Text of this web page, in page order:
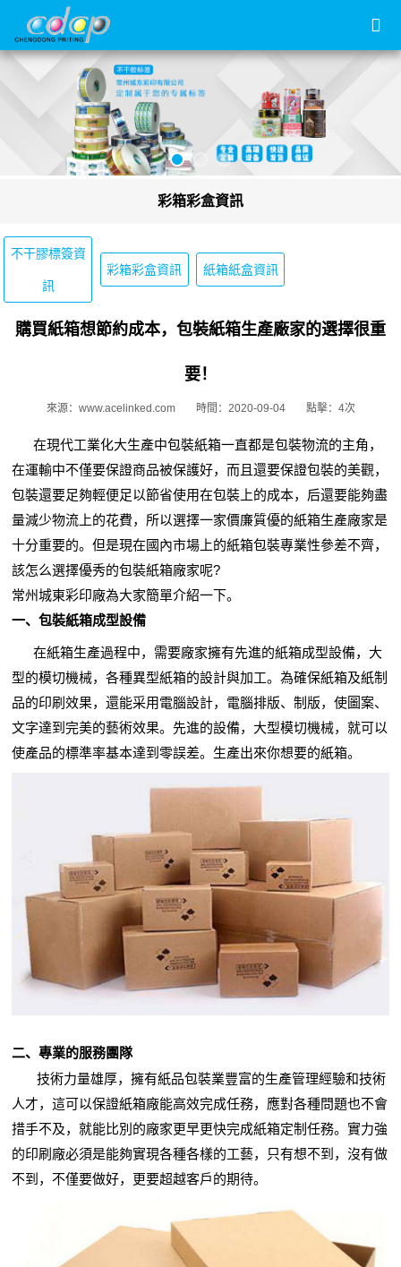
彩箱彩盒資訊
不干膠標簽資
訊
彩箱彩盒資訊 紙箱紙盒資訊
購買紙箱想節約成本，包裝紙箱生產廠家的選擇很重
要！
來源：www.acelinked.com 時間：2020-09-04 點擊：4次
在現代工業化大生產中包裝紙箱一直都是包裝物流的主角，
在運輸中不僅要保證商品被保護好，而且還要保證包裝的美觀，
包裝還要足夠輕便足以節省使用在包裝上的成本，后還要能夠盡
量減少物流上的花費，所以選擇一家價廉質優的紙箱生產廠家是
十分重要的。但是現在國內市場上的紙箱包裝專業性參差不齊，
該怎么選擇優秀的包裝紙箱廠家呢?
常州城東彩印廠為大家簡單介紹一下。
一、包裝紙箱成型設備
在紙箱生產過程中，需要廠家擁有先進的紙箱成型設備，大
型的模切機械，各種異型紙箱的設計與加工。為確保紙箱及紙制
品的印刷效果，還能采用電腦設計，電腦排版、制版，使圖案、
文字達到完美的藝術效果。先進的設備，大型模切機械，就可以
使產品的標準率基本達到零誤差。生產出來你想要的紙箱。
二、專業的服務團隊
技術力量雄厚，擁有紙品包裝業豐富的生產管理經驗和技術
人才，這可以保證紙箱廠能高效完成任務，應對各種問題也不會
措手不及，就能比別的廠家更早更快完成紙箱定制任務。實力強
的印刷廠必須是能夠實現各種各樣的工藝，只有想不到，沒有做
不到，不僅要做好，更要超越客戶的期待。